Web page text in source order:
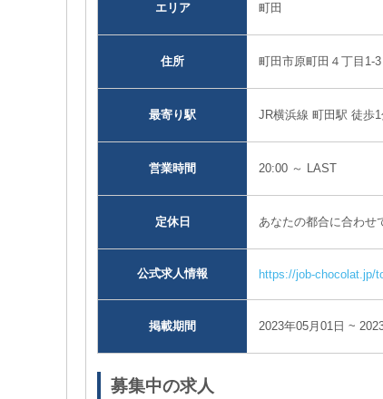
エリア 町田
住所 町田市原町田４丁目1-
最寄り駅 JR横浜線 町田駅 徒歩1
営業時間 20:00 ～ LAST
定休日 あなたの都合に合わせ
公式求人情報 https://job-chocolat.jp/
掲載期間 2023年05月01日 ~
募集中の求人